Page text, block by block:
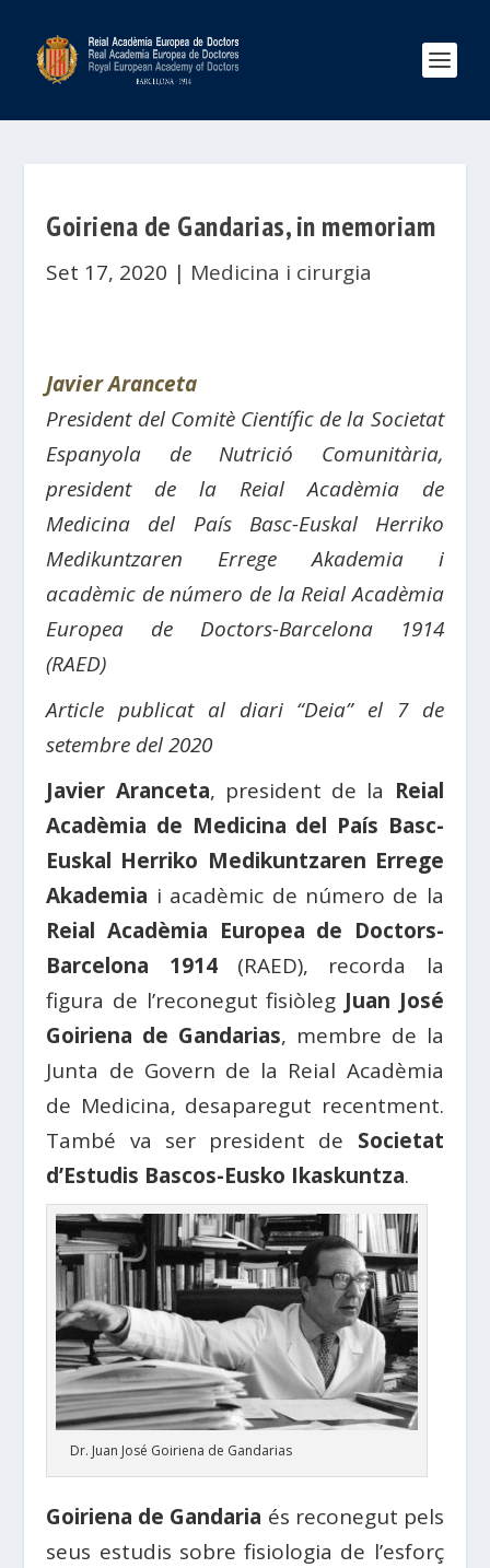
Goiriena de Gandarias, in memoriam
Set 17, 2020 | Medicina i cirurgia
Javier Aranceta
President del Comitè Científic de la Societat
Espanyola de Nutrició Comunitària,
president de la Reial Acadèmia de
Medicina del País Basc-Euskal Herriko
Medikuntzaren Errege Akademia i
acadèmic de número de la Reial Acadèmia
Europea de Doctors-Barcelona 1914
(RAED)
Article publicat al diari “Deia” el 7 de
setembre del 2020
Javier Aranceta, president de la Reial
Acadèmia de Medicina del País Basc-
Euskal Herriko Medikuntzaren Errege
Akademia i acadèmic de número de la
Reial Acadèmia Europea de Doctors-
Barcelona 1914(RAED), recorda la
figura de l’reconegut fisiòleg Juan José
Goiriena de Gandarias, membre de la
Junta de Govern de la Reial Acadèmia
de Medicina, desaparegut recentment.
També va ser president de Societat
d’Estudis Bascos-Eusko Ikaskuntza.
Dr. Juan José Goiriena de Gandarias
Goiriena de Gandaria és reconegut pels
seus estudis sobre fisiologia de l’esforç